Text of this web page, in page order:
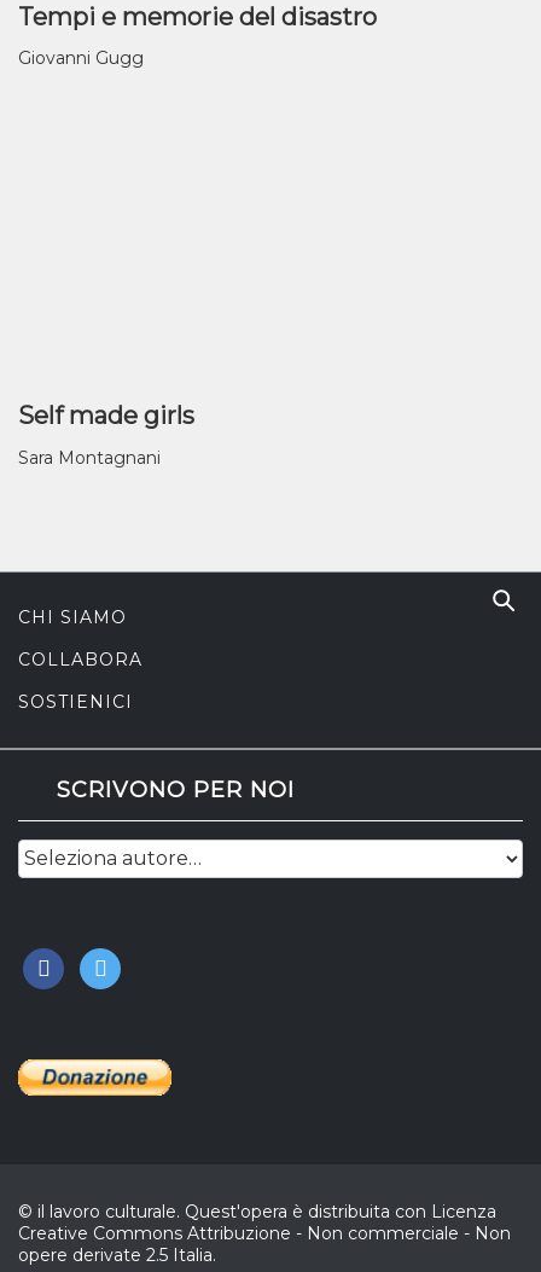
Tempi e memorie del disastro
Giovanni Gugg
Self made girls
Sara Montagnani
CHI SIAMO
COLLABORA
SOSTIENICI
SCRIVONO PER NOI
facebook
twitter
© il lavoro culturale. Quest'opera è distribuita con Licenza
Creative Commons Attribuzione - Non commerciale - Non
opere derivate 2.5 Italia.